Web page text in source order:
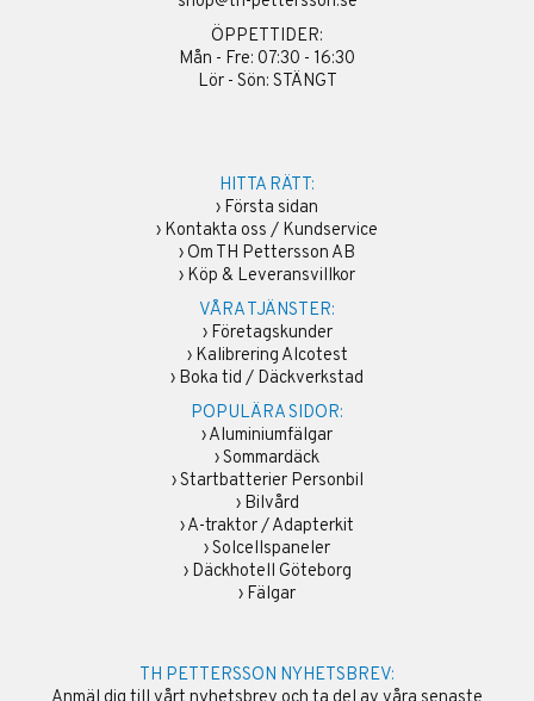
ÖPPETTIDER:
Mån - Fre: 07:30 - 16:30
Lör - Sön: STÄNGT
HITTA RÄTT:
› Första sidan
› Kontakta oss / Kundservice
› Om TH Pettersson AB
› Köp & Leveransvillkor
VÅRA TJÄNSTER:
› Företagskunder
› Kalibrering Alcotest
› Boka tid / Däckverkstad
POPULÄRA SIDOR:
›Aluminiumfälgar
›Sommardäck
›Startbatterier Personbil
› Bilvård
›A-traktor / Adapterkit
›Solcellspaneler
› Däckhotell Göteborg
› Fälgar
TH PETTERSSON NYHETSBREV: